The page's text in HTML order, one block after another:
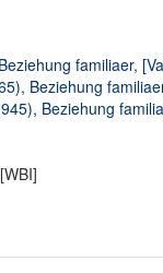
familiaer,
Beziehung
Beziehung